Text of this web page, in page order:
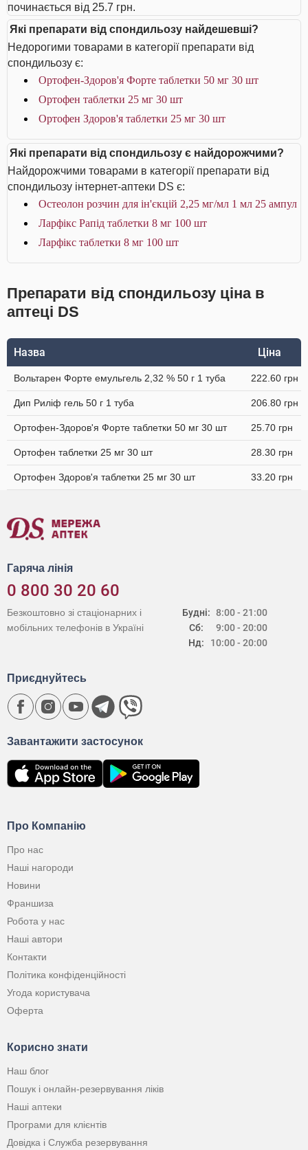
починається від 25.7 грн.
Які препарати від спондильозу найдешевші?
Недорогими товарами в категорії препарати від
спондильозу є:
Ортофен-Здоров'я Форте таблетки 50 мг 30 шт
Ортофен таблетки 25 мг 30 шт
Ортофен Здоров'я таблетки 25 мг 30 шт
Які препарати від спондильозу є найдорожчими?
Найдорожчими товарами в категорії препарати від
спондильозу інтернет-аптеки DS є:
Остеолон розчин для ін'єкцій 2,25 мг/мл 1 мл 25 ампул
Ларфікс Рапід таблетки 8 мг 100 шт
Ларфікс таблетки 8 мг 100 шт
Препарати від спондильозу ціна в
аптеці DS
Назва Ціна
Вольтарен Форте емульгель 2,32 % 50 г 1 туба 222.60 грн
Дип Риліф гель 50 г 1 туба 206.80 грн
Ортофен-Здоров'я Форте таблетки 50 мг 30 шт 25.70 грн
Ортофен таблетки 25 мг 30 шт 28.30 грн
Ортофен Здоров'я таблетки 25 мг 30 шт 33.20 грн
Гаряча лінія
0 800 30 20 60
Будні:
Сб:
Нд:
8:00 - 21:00
9:00 - 20:00
10:00 - 20:00
Безкоштовно зі стаціонарних і
мобільних телефонів в Україні
Про Компанію
Про нас
Наші нагороди
Новини
Франшиза
Робота у нас
Наші автори
Контакти
Політика конфіденційності
Угода користувача
Оферта
Корисно знати
Наш блог
Пошук і онлайн-резервування ліків
Наші аптеки
Програми для клієнтів
Довідка і Служба резервування
Завантажити застосунок
Приєднуйтесь